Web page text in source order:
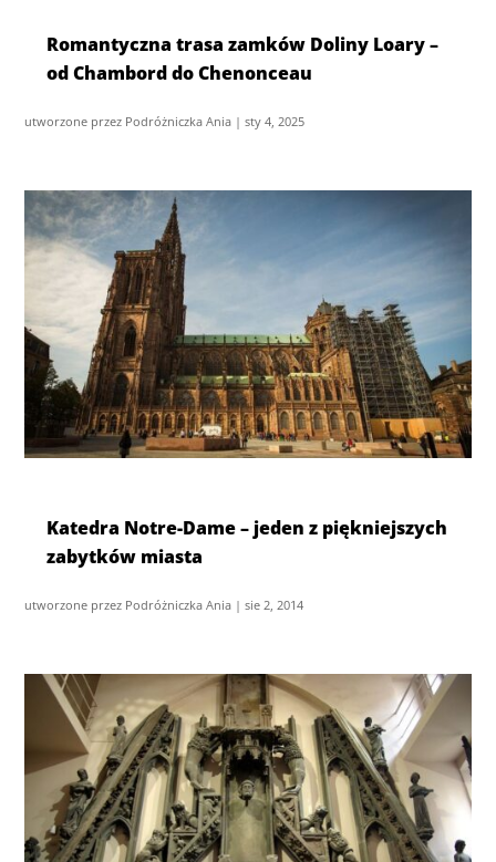
Romantyczna trasa zamków Doliny Loary –
od Chambord do Chenonceau
utworzone przez Podróżniczka Ania |sty 4, 2025
Katedra Notre-Dame – jeden z piękniejszych
zabytków miasta
utworzone przez Podróżniczka Ania |sie 2, 2014